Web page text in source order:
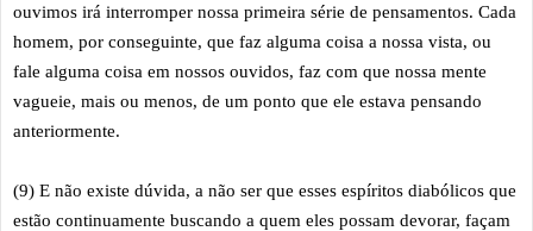
ouvimos irá interromper nossa primeira série de pensamentos. Cada
homem, por conseguinte, que faz alguma coisa a nossa vista, ou
fale alguma coisa em nossos ouvidos, faz com que nossa mente
vagueie, mais ou menos, de um ponto que ele estava pensando
anteriormente.
(9) E não existe dúvida, a não ser que esses espíritos diabólicos que
estão continuamente buscando a quem eles possam devorar, façam